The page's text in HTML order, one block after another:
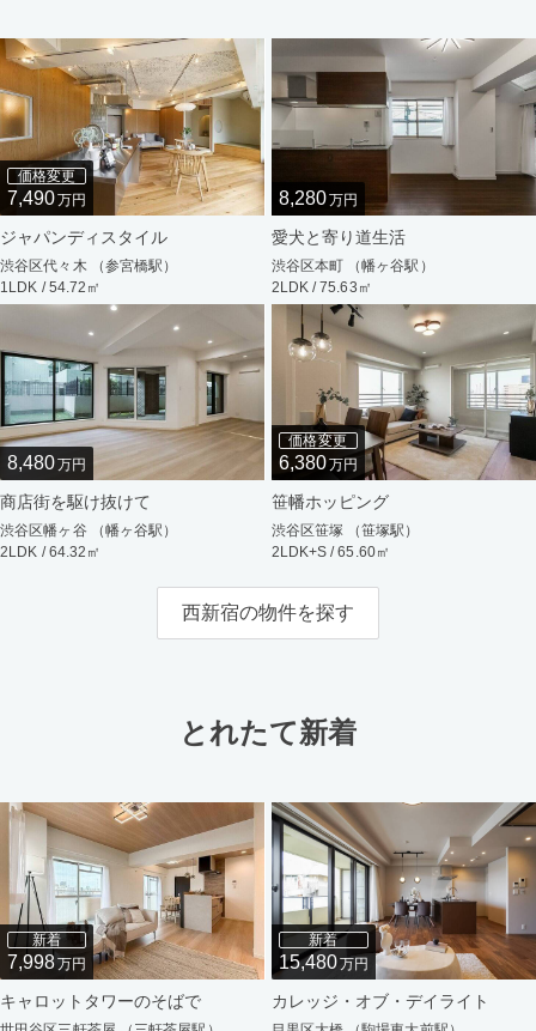
価格変更
7,490万円
ジャパンディスタイル
渋谷区代々木 （参宮橋駅）
1LDK / 54.72㎡
8,280万円
愛犬と寄り道生活
渋谷区本町 （幡ヶ谷駅）
2LDK / 75.63㎡
8,480万円
商店街を駆け抜けて
渋谷区幡ヶ谷 （幡ヶ谷駅）
2LDK / 64.32㎡
価格変更
6,380万円
笹幡ホッピング
渋谷区笹塚 （笹塚駅）
2LDK+S / 65.60㎡
西新宿の物件を探す
とれたて新着
新着
7,998万円
キャロットタワーのそばで
新着
15,480万円
カレッジ・オブ・デイライト